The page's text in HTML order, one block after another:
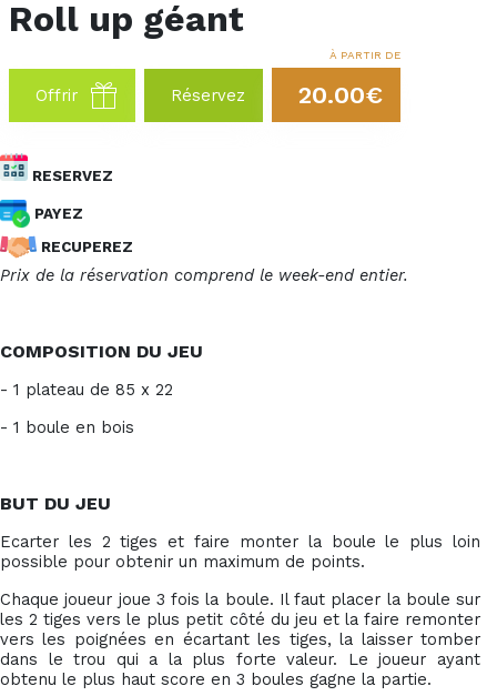
Roll up géant
Offrir Réservez
À PARTIR DE
20.00€
RESERVEZ
PAYEZ
RECUPEREZ
Prix de la réservation comprend le week-end entier.
COMPOSITION DU JEU
- 1 plateau de 85 x 22
- 1 boule en bois
BUT DU JEU
Ecarter les 2 tiges et faire monter la boule le plus loin
possible pour obtenir un maximum de points.
Chaque joueur joue 3 fois la boule. Il faut placer la boule sur
les 2 tiges vers le plus petit côté du jeu et la faire remonter
vers les poignées en écartant les tiges, la laisser tomber
dans le trou qui a la plus forte valeur. Le joueur ayant
obtenu le plus haut score en 3 boules gagne la partie.